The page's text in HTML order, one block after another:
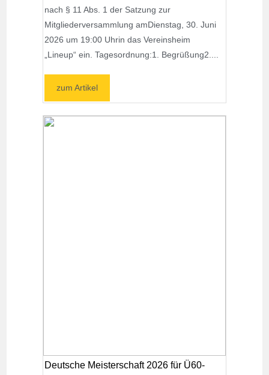
nach § 11 Abs. 1 der Satzung zur
Mitgliederversammlung amDienstag, 30. Juni
2026 um 19:00 Uhrin das Vereinsheim
„Lineup“ ein. Tagesordnung:1. Begrüßung2....
zum Artikel
Deutsche Meisterschaft 2026 für Ü60-